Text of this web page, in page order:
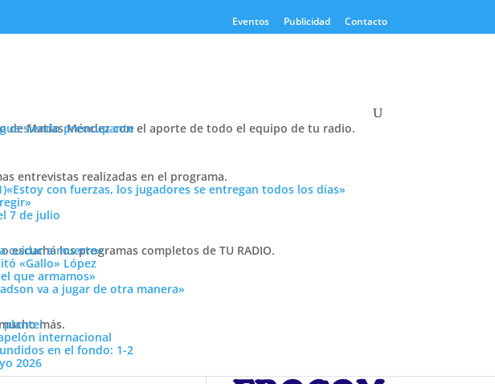
Eventos Publicidad Contacto
de Matías Méndez con el aporte de todo el equipo de tu radio.
siendo preocupante
entrevistas realizadas en el programa.
«Estoy con fuerzas, los jugadores se entregan todos los días»
7 de julio
los programas completos de TU RADIO.
cuidar a muerte»
«Gallo» López
que armamos»
va a jugar de otra manera»
más.
plantel
internacional
en el fondo: 1-2
2026
inmediaciones del Gran
un lugar de reunión entre
Tweets by PasionTricolor1